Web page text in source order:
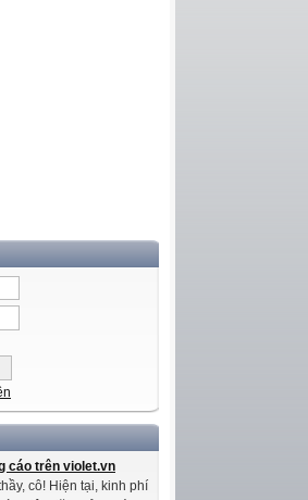
cáo trên violet.vn
cô! Hiện tại, kinh phí